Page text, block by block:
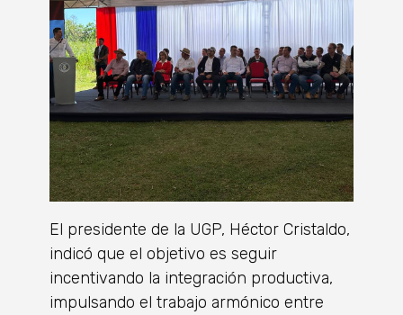
El presidente de la UGP, Héctor Cristaldo,
indicó que el objetivo es seguir
incentivando la integración productiva,
impulsando el trabajo armónico entre